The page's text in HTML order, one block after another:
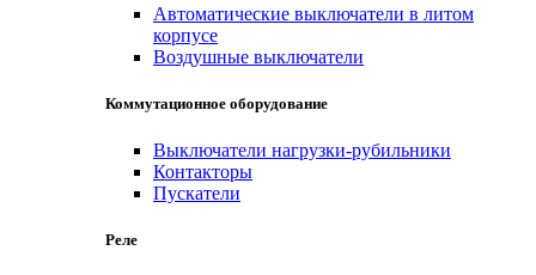
Автоматические выключатели в литом
корпусе
Воздушные выключатели
Коммутационное оборудование
Выключатели нагрузки-рубильники
Контакторы
Пускатели
Реле